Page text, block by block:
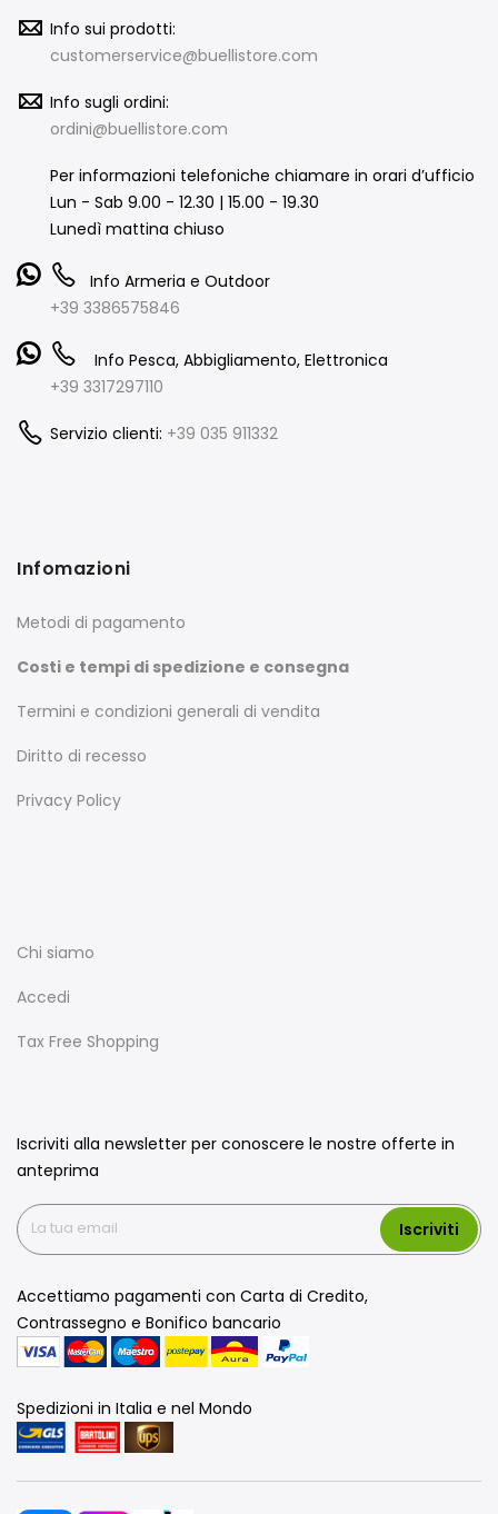
Info sui prodotti:
customerservice@buellistore.com
Info sugli ordini:
ordini@buellistore.com
Per informazioni telefoniche chiamare in orari d’ufficio
Lun - Sab 9.00 - 12.30 | 15.00 - 19.30
Lunedì mattina chiuso
Info Armeria e Outdoor
+39 3386575846
Info Pesca, Abbigliamento, Elettronica
+39 3317297110
Servizio clienti: +39 035 911332
Infomazioni
Metodi di pagamento
Costi e tempi di spedizione e consegna
Termini e condizioni generali di vendita
Diritto di recesso
Privacy Policy
Chi siamo
Accedi
Tax Free Shopping
Iscriviti alla newsletter per conoscere le nostre offerte in
anteprima
Iscriviti
Accettiamo pagamenti con Carta di Credito,
Contrassegno e Bonifico bancario
Spedizioni in Italia e nel Mondo